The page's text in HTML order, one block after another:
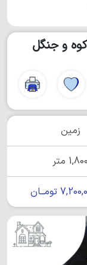
زمین
1,800 متر
تومــان